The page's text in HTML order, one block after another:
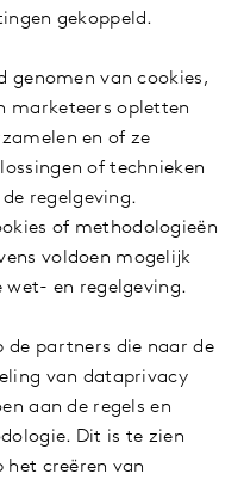
gekoppeld.
genomen van cookies,
marketeers opletten
en of ze
of technieken
regelgeving.
of methodologieën
voldoen mogelijk
wet- en regelgeving.
de partners die naar de
van dataprivacy
aan de regels en
Dit is te zien
creëren van